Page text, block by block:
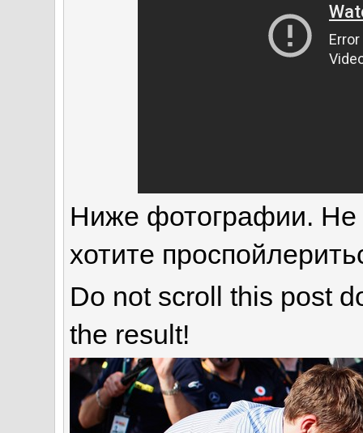
Ниже фотографии. Не
хотите
Do not scroll this post
the result!